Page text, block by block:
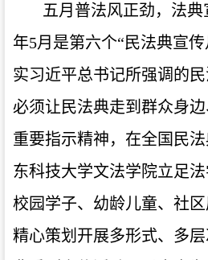
五月普法风正劲，法典
年5月是第六个“民法典宣传
实习近平总书记所强调的
必须让民法典走到群众身
重要指示精神，在全国民
东科技大学文法学院立足
校园学子、幼龄儿童、社区
精心策划开展多形式、多